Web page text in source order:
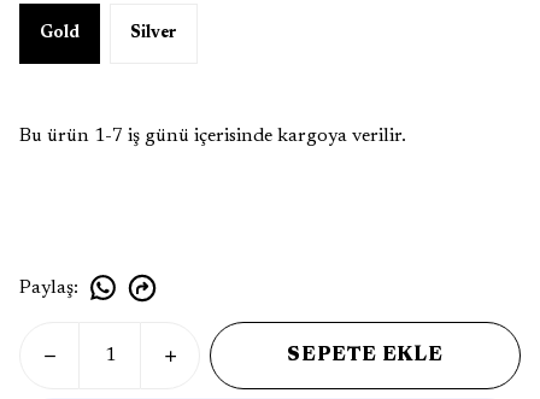
Gold Silver
Bu ürün 1-7 iş günü içerisinde kargoya verilir.
Paylaş:
SEPETE EKLE